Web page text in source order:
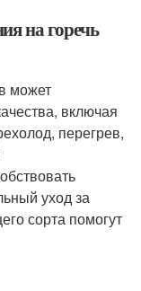
на горечь
может
включая
перегрев,
уход за
сорта помогут